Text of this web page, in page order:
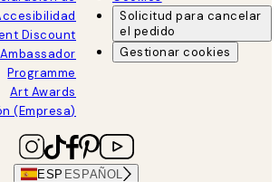
Discount
Programme
Art Awards
(Empresa)
Solicitud para cancelar
el pedido
Gestionar cookies
ESP ESPAÑOL